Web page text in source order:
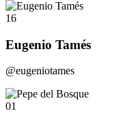
16
Eugenio Tamés
@eugeniotames
01